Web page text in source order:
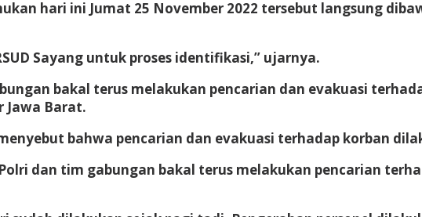
hari ini Jumat 25 November 2022 tersebut langsung
Sayang untuk proses identifikasi,” ujarnya.
bakal terus melakukan pencarian dan evakuasi
Jawa Barat.
bahwa pencarian dan evakuasi terhadap korban
dan tim gabungan bakal terus melakukan pencarian